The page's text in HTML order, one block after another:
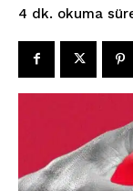
4 dk. okuma